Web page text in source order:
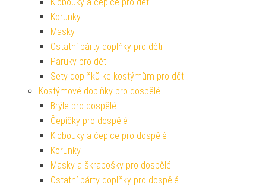
Korunky
Masky
Ostatní párty doplňky pro děti
Paruky pro děti
Sety doplňků ke kostýmům pro děti
Kostýmové doplňky pro dospělé
Brýle pro dospělé
Čepičky pro dospělé
Klobouky a čepice pro dospělé
Korunky
Masky a škrabošky pro dospělé
Ostatní párty doplňky pro dospělé